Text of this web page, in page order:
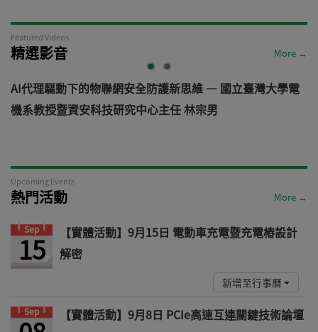
Featured Videos
精選影音 More →
AI代理驅動下的物聯網安全防護新思維 — 國立臺灣大學電
機系教授暨資安科技研究中心主任 林宗男
Upcoming Events
熱門活動 More →
Sep
15
【實體活動】9月15日 電動車充電暨充電樁設計
解密
新增至行事曆
Sep 【實體活動】9月8日 PCIe高速互連關鍵技術論壇